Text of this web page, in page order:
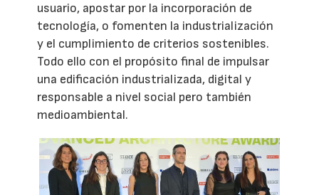
usuario, apostar por la incorporación de
tecnología, o fomenten la industrialización
y el cumplimiento de criterios sostenibles.
Todo ello con el propósito final de impulsar
una edificación industrializada, digital y
responsable a nivel social pero también
medioambiental.